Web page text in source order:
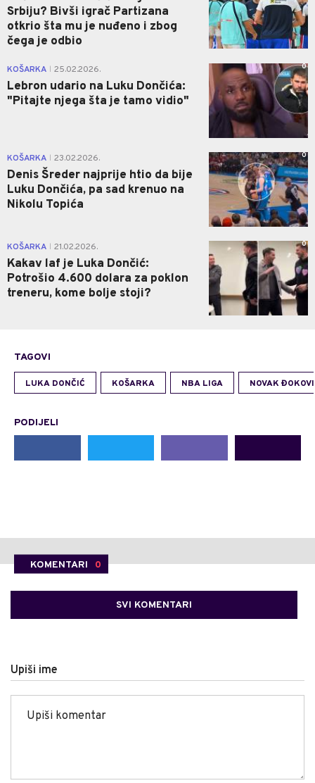
Srbiju? Bivši igrač Partizana
otkrio šta mu je nuđeno i zbog
čega je odbio
KOŠARKA 25.02.2026.
Lebron udario na Luku Dončića:
"Pitajte njega šta je tamo vidio"
0
KOŠARKA 23.02.2026.
Denis Šreder najprije htio da bije
Luku Dončića, pa sad krenuo na
Nikolu Topića
0
KOŠARKA 21.02.2026.
Kakav laf je Luka Dončić:
Potrošio 4.600 dolara za poklon
treneru, kome bolje stoji?
0
TAGOVI
LUKA DONČIĆ KOŠARKA NBA LIGA NOVAK
PODIJELI
KOMENTARI 0
SVI KOMENTARI
Upiši ime